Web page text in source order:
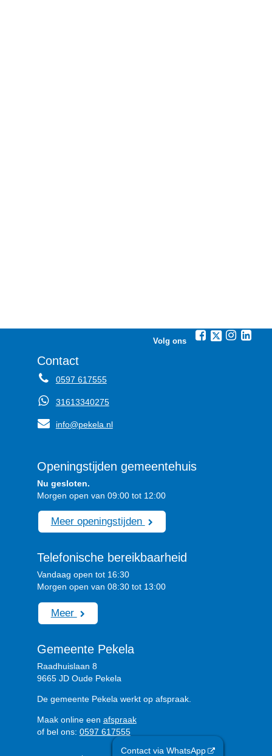
Contact via WhatsApp
Volg ons
Contact
0597 617555
31613340275
info@pekela.nl
Openingstijden gemeentehuis
Nu gesloten.
Morgen open van 09:00 tot 12:00
Meer openingstijden
Telefonische bereikbaarheid
Vandaag open tot 16:30
Morgen open van 08:30 tot 13:00
Meer
Gemeente Pekela
Raadhuislaan 8
9665 JD Oude Pekela
De gemeente Pekela werkt op afspraak.
Maak online een afspraak
of bel ons: 0597 617555